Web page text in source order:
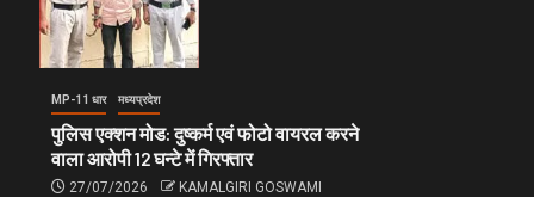
MP-11 धार मध्यप्रदेश
पुलिस एक्शन मोड: दुष्कर्म एवं फोटो वायरल करने
वाला आरोपी 12 घन्टे में गिरफ्तार
27/07/2026 KAMALGIRI GOSWAMI